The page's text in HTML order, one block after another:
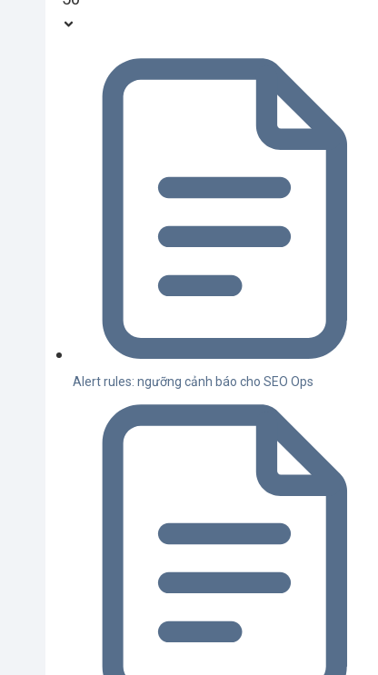
Alert rules: ngưỡng cảnh báo cho SEO Ops